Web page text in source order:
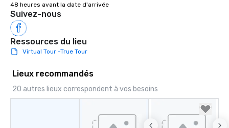
48 heures avant la date d'arrivée
Suivez-nous
Ressources du lieu
Virtual Tour -True Tour
Lieux recommandés
20 autres lieux correspondent à vos besoins